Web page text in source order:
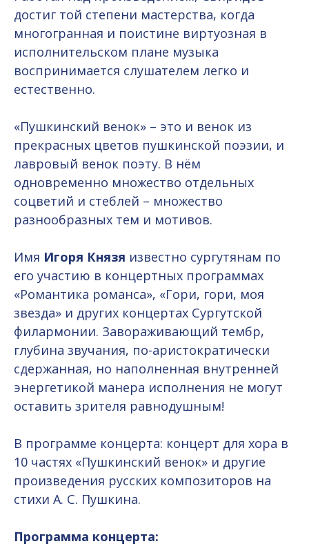
достиг той степени мастерства, когда
многогранная и поистине виртуозная в
исполнительском плане музыка
воспринимается слушателем легко и
естественно.
«Пушкинский венок» – это и венок из
прекрасных цветов пушкинской поэзии, и
лавровый венок поэту. В нём
одновременно множество отдельных
соцветий и стеблей – множество
разнообразных тем и мотивов.
Имя Игоря Князя известно сургутянам по
его участию в концертных программах
«Романтика романса», «Гори, гори, моя
звезда» и других концертах Сургутской
филармонии. Завораживающий тембр,
глубина звучания, по-аристократически
сдержанная, но наполненная внутренней
энергетикой манера исполнения не могут
оставить зрителя равнодушным!
В программе концерта: концерт для хора в
10 частях «Пушкинский венок» и другие
произведения русских композиторов на
стихи А. С. Пушкина.
Программа концерта: